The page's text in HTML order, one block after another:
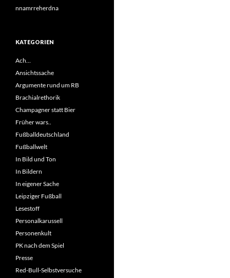
nnamrreherdna
KATEGORIEN
Ach…
Ansichtssache
Argumente rund um RB
Brachialrethorik
Champagner statt Bier
Früher wars..
Fußballdeutschland
Fußballwelt
In Bild und Ton
In Bildern
In eigener Sache
Leipziger Fußball
Lesestoff
Personalkarussell
Personenkult
PK nach dem Spiel
Presse
Red-Bull-Selbstversuche